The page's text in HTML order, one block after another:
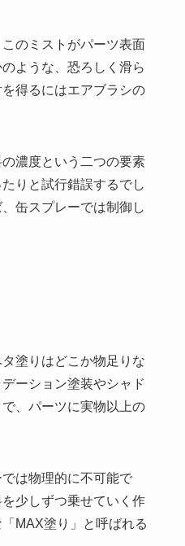
のミストがパーツ表面
ような、恐ろしく滑ら
得るにはエアブラシの
濃度という二つの要素
りと試行錯誤するでし
缶スプレーでは制御し
塗りはどこか物足りな
ーション塗装やシャド
、パーツに実物以上の
は物理的に不可能で
少しずつ乗せていく作
MAX塗り」と呼ばれる